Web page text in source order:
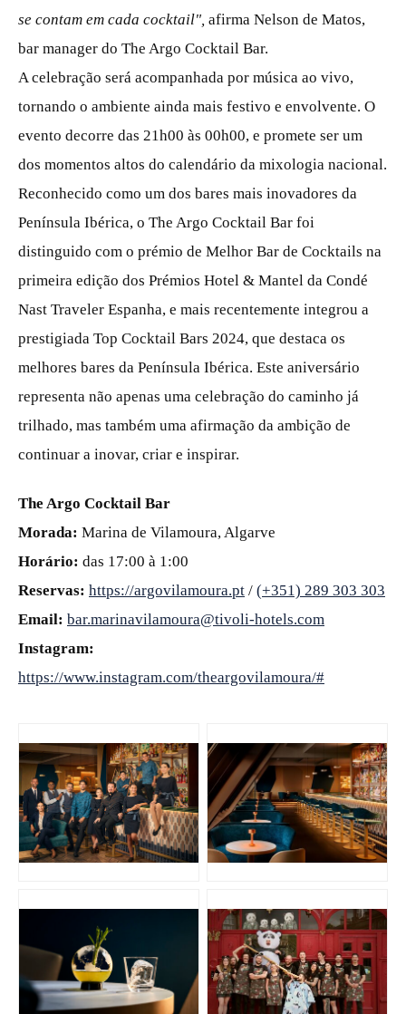
se contam em cada cocktail", afirma Nelson de Matos,
bar manager do The Argo Cocktail Bar.
A celebração será acompanhada por música ao vivo,
tornando o ambiente ainda mais festivo e envolvente. O
evento decorre das 21h00 às 00h00, e promete ser um
dos momentos altos do calendário da mixologia nacional.
Reconhecido como um dos bares mais inovadores da
Península Ibérica, o The Argo Cocktail Bar foi
distinguido com o prémio de Melhor Bar de Cocktails na
primeira edição dos Prémios Hotel & Mantel da Condé
Nast Traveler Espanha, e mais recentemente integrou a
prestigiada Top Cocktail Bars 2024, que destaca os
melhores bares da Península Ibérica. Este aniversário
representa não apenas uma celebração do caminho já
trilhado, mas também uma afirmação da ambição de
continuar a inovar, criar e inspirar.
The Argo Cocktail Bar
Morada: Marina de Vilamoura, Algarve
Horário: das 17:00 à 1:00
Reservas: https://argovilamoura.pt / (+351) 289 303 303
Email: bar.marinavilamoura@tivoli-hotels.com
Instagram:
https://www.instagram.com/theargovilamoura/#
JPG JPG